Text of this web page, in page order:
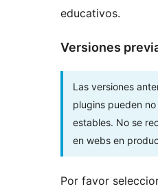
educativos.
Versiones
Las versiones
plugins pueden
estables. No se
en webs en
Por favor